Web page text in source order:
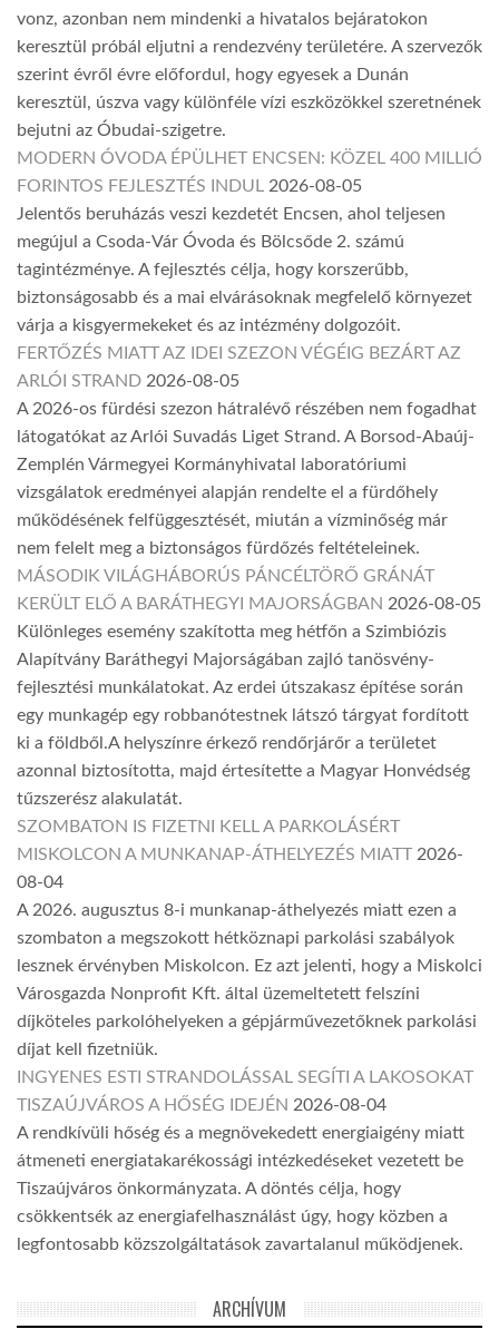
vonz, azonban nem mindenki a hivatalos bejáratokon
keresztül próbál eljutni a rendezvény területére. A szervezők
szerint évről évre előfordul, hogy egyesek a Dunán
keresztül, úszva vagy különféle vízi eszközökkel szeretnének
bejutni az Óbudai-szigetre.
MODERN ÓVODA ÉPÜLHET ENCSEN: KÖZEL 400 MILLIÓ
FORINTOS FEJLESZTÉS INDUL 2026-08-05
Jelentős beruházás veszi kezdetét Encsen, ahol teljesen
megújul a Csoda-Vár Óvoda és Bölcsőde 2. számú
tagintézménye. A fejlesztés célja, hogy korszerűbb,
biztonságosabb és a mai elvárásoknak megfelelő környezet
várja a kisgyermekeket és az intézmény dolgozóit.
FERTŐZÉS MIATT AZ IDEI SZEZON VÉGÉIG BEZÁRT AZ
ARLÓI STRAND 2026-08-05
A 2026-os fürdési szezon hátralévő részében nem fogadhat
látogatókat az Arlói Suvadás Liget Strand. A Borsod-Abaúj-
Zemplén Vármegyei Kormányhivatal laboratóriumi
vizsgálatok eredményei alapján rendelte el a fürdőhely
működésének felfüggesztését, miután a vízminőség már
nem felelt meg a biztonságos fürdőzés feltételeinek.
MÁSODIK VILÁGHÁBORÚS PÁNCÉLTÖRŐ GRÁNÁT
KERÜLT ELŐ A BARÁTHEGYI MAJORSÁGBAN 2026-08-05
Különleges esemény szakította meg hétfőn a Szimbiózis
Alapítvány Baráthegyi Majorságában zajló tanösvény-
fejlesztési munkálatokat. Az erdei útszakasz építése során
egy munkagép egy robbanótestnek látszó tárgyat fordított
ki a földből.A helyszínre érkező rendőrjárőr a területet
azonnal biztosította, majd értesítette a Magyar Honvédség
tűzszerész alakulatát.
SZOMBATON IS FIZETNI KELL A PARKOLÁSÉRT
MISKOLCON A MUNKANAP-ÁTHELYEZÉS MIATT 2026-
08-04
A 2026. augusztus 8-i munkanap-áthelyezés miatt ezen a
szombaton a megszokott hétköznapi parkolási szabályok
lesznek érvényben Miskolcon. Ez azt jelenti, hogy a Miskolci
Városgazda Nonprofit Kft. által üzemeltetett felszíni
díjköteles parkolóhelyeken a gépjárművezetőknek parkolási
díjat kell fizetniük.
INGYENES ESTI STRANDOLÁSSAL SEGÍTI A LAKOSOKAT
TISZAÚJVÁROS A HŐSÉG IDEJÉN 2026-08-04
A rendkívüli hőség és a megnövekedett energiaigény miatt
átmeneti energiatakarékossági intézkedéseket vezetett be
Tiszaújváros önkormányzata. A döntés célja, hogy
csökkentsék az energiafelhasználást úgy, hogy közben a
legfontosabb közszolgáltatások zavartalanul működjenek.
ARCHÍVUM